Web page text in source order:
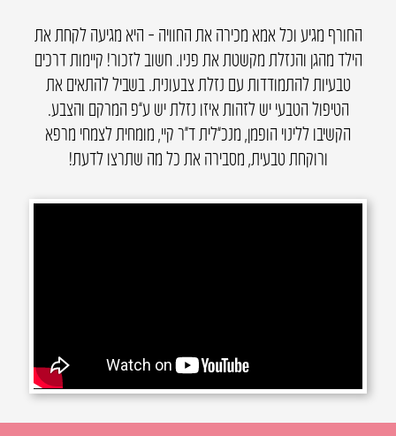
החורף מגיע וכל אמא מכירה את החוויה – היא מגיעה לקחת את
הילד מהגן והנזלת מקשטת את פניו. חשוב לזכור! קיימות דרכים
טבעיות להתמודדות עם נזלת צבעונית. בשביל להתאים את
הטיפול הטבעי יש לזהות איזו נזלת יש ע”פ המרקם והצבע.
הקשיבו ללינוי הופמן, מנכ”לית ד״ר קיי, מומחית לצמחי מרפא
ורוקחת טבעית, מסבירה את כל מה שתרצו לדעת!